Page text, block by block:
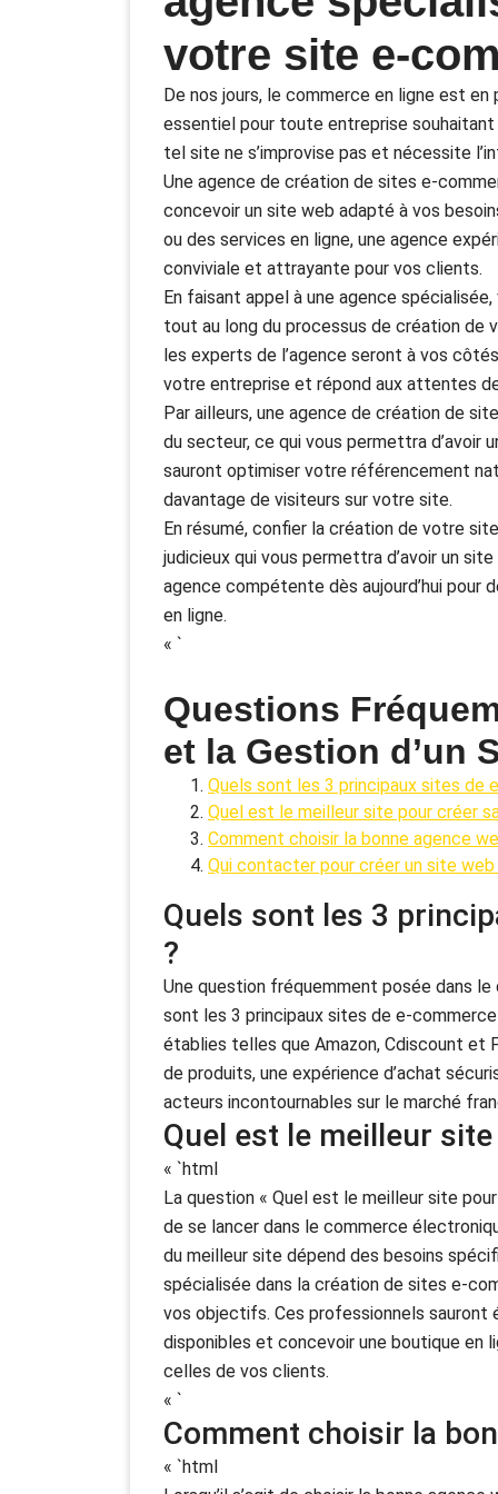
votre site e-
De nos jours, le commerce en ligne est
essentiel pour toute entreprise souhaitant
tel site ne s’improvise pas et nécessite
Une agence de création de sites e-
concevoir un site web adapté à vos
ou des services en ligne, une agence
conviviale et attrayante pour vos clients.
En faisant appel à une agence
tout au long du processus de création de
les experts de l’agence seront à vos
votre entreprise et répond aux attentes
Par ailleurs, une agence de création de
du secteur, ce qui vous permettra d’avoir
sauront optimiser votre référencement
davantage de visiteurs sur votre site.
En résumé, confier la création de votre
judicieux qui vous permettra d’avoir un
agence compétente dès aujourd’hui pour
en ligne.
« `
Questions
et la Gestion d’un
Quels sont les 3 principaux sites de
Quel est le meilleur site pour créer
Comment choisir la bonne agence
Qui contacter pour créer un site web
Quels sont les 3
?
Une question fréquemment posée dans
sont les 3 principaux sites de e-
établies telles que Amazon, Cdiscount et
de produits, une expérience d’achat
acteurs incontournables sur le marché
Quel est le meilleur
« `html
La question « Quel est le meilleur site
de se lancer dans le commerce
du meilleur site dépend des besoins
spécialisée dans la création de sites e-
vos objectifs. Ces professionnels sauront
disponibles et concevoir une boutique en
celles de vos clients.
« `
Comment choisir la
« `html